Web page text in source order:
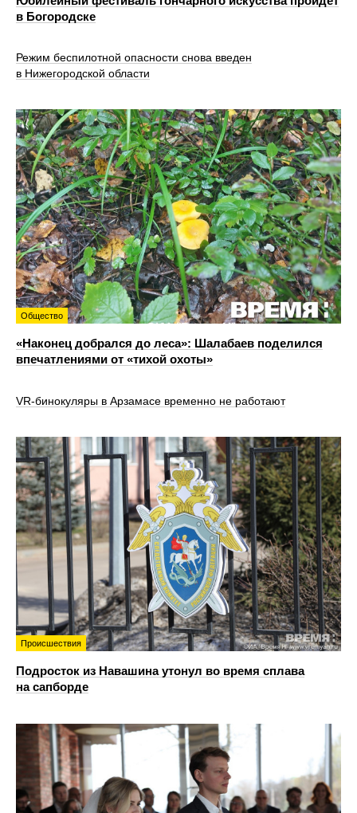
в Богородске
Режим беспилотной опасности снова введен
в Нижегородской области
Общество
«Наконец добрался до леса»: Шалабаев поделился
впечатлениями от «тихой охоты»
VR‑бинокуляры в Арзамасе временно не работают
Происшествия
Подросток из Навашина утонул во время сплава
на сапборде